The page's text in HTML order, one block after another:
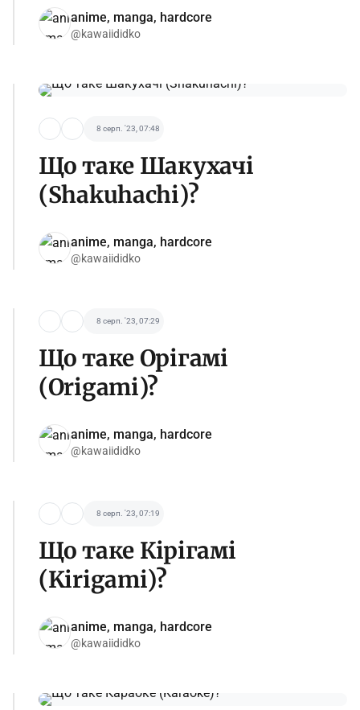
anime, manga, hardcore
@kawaiididko
8 серп. '23, 07:48
Що таке Шакухачі
(Shakuhachi)?
anime, manga, hardcore
@kawaiididko
8 серп. '23, 07:29
Що таке Орігамі
(Origami)?
anime, manga, hardcore
@kawaiididko
8 серп. '23, 07:19
Що таке Кірігамі
(Kirigami)?
anime, manga, hardcore
@kawaiididko